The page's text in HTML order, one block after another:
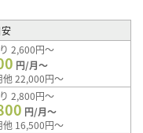
2,600円～
円/月～
他 22,000円～
2,800円～
円/月～
他 16,500円～